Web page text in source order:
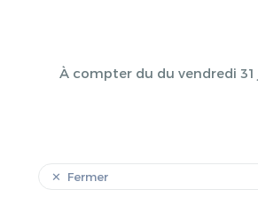
À compter du du vendredi
Fermer